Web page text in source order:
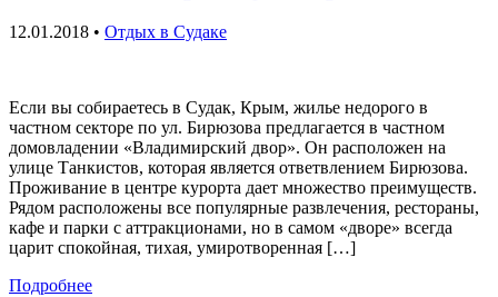
12.01.2018 • Отдых в Судаке
Если вы собираетесь в Судак, Крым, жилье недорого в
частном секторе по ул. Бирюзова предлагается в частном
домовладении «Владимирский двор». Он расположен на
улице Танкистов, которая является ответвлением Бирюзова.
Проживание в центре курорта дает множество преимуществ.
Рядом расположены все популярные развлечения, рестораны,
кафе и парки с аттракционами, но в самом «дворе» всегда
царит спокойная, тихая, умиротворенная […]
Подробнее